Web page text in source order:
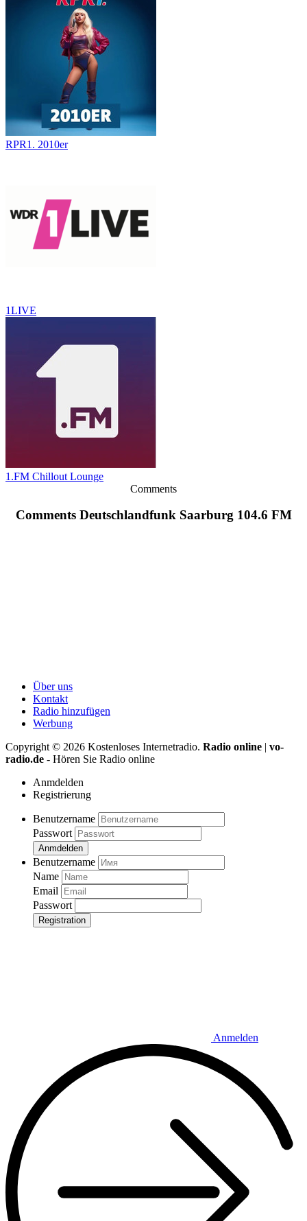
RPR1. 2010er
1LIVE
1.FM Chillout Lounge
Comments
Comments Deutschlandfunk Saarburg 104.6 FM
Über uns
Kontakt
Radio hinzufügen
Werbung
Copyright © 2026 Kostenloses Internetradio. Radio online | vo-
radio.de - Hören Sie Radio online
Anmdelden
Registrierung
Benutzername
Passwort
Anmdelden
Benutzername
Name
Email
Passwort
Registration
Anmelden